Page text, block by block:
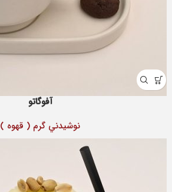
آفوگاتو
نوشيدني گرم ( قهوه )